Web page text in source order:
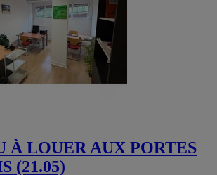
À LOUER AUX PORTES
(21.05)